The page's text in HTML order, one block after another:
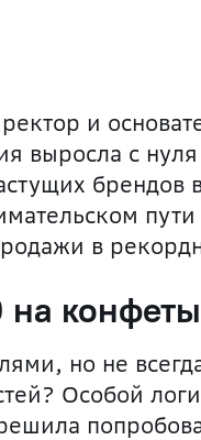
и
выросла с
брендов
в
на конфеты
но не
Особой